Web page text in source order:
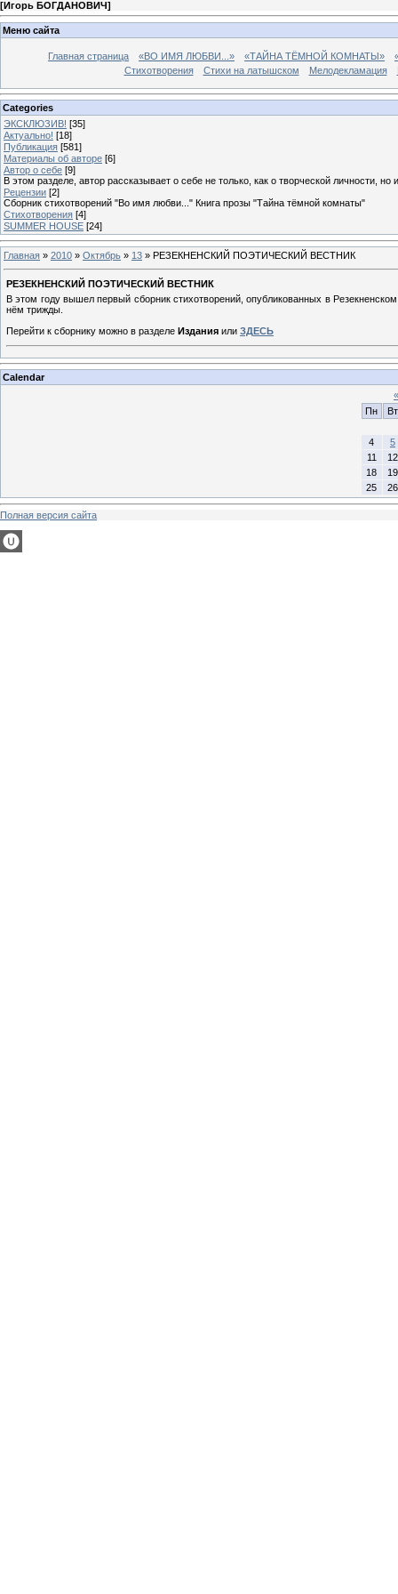
[Игорь БОГДАНОВИЧ]
Меню сайта
Главная страница «ВО ИМЯ ЛЮБВИ...» «ТАЙНА ТЁМНОЙ КОМНАТЫ»
Стихотворения
Стихи на латышском Мелодекламация
Categories
ЭКСКЛЮЗИВ! [35]
Актуально! [18]
Публикация [581]
Материалы об авторе [6]
Автор о себе [9]
В этом разделе, автор рассказывает о себе не только, как о творческой личности,
Рецензии [2]
Сборник стихотворений "Во имя любви..." Книга прозы "Тайна тёмной комнаты"
Стихотворения [4]
SUMMER HOUSE [24]
Главная » 2010 » Октябрь » 13 » РЕЗЕКНЕНСКИЙ ПОЭТИЧЕСКИЙ ВЕСТНИК
РЕЗЕКНЕНСКИЙ ПОЭТИЧЕСКИЙ ВЕСТНИК
В этом году вышел первый сборник стихотворений, опубликованных в
нём трижды.
Перейти к сборнику можно в разделе Издания или ЗДЕСЬ
Calendar
«
Пн
Вт
4
5
11
12
18
19
25
26
Полная версия сайта